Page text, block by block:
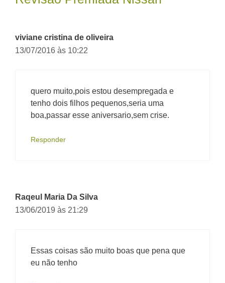
viviane cristina de oliveira
13/07/2016 às 10:22
quero muito,pois estou desempregada e
tenho dois filhos pequenos,seria uma
boa,passar esse aniversario,sem crise.
Responder
Raqeul Maria Da Silva
13/06/2019 às 21:29
Essas coisas são muito boas que pena que
eu não tenho